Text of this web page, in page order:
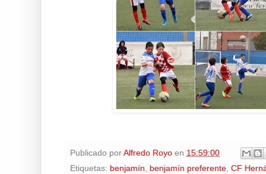
Publicado por Alfredo Royo en 15:59:00
Etiquetas: benjamín, benjamín preferente, CF